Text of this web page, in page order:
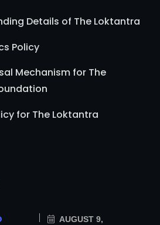
Details of The Loktantra
Policy
Mechanism for The
for The Loktantra
AUGUST 9,